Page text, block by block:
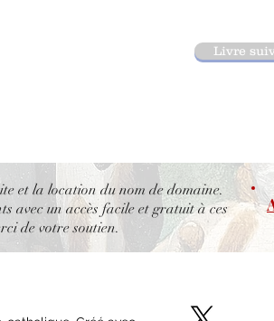
Livre
et la location du nom de domaine.
avec un accès facile et gratuit à ces
de votre soutien.